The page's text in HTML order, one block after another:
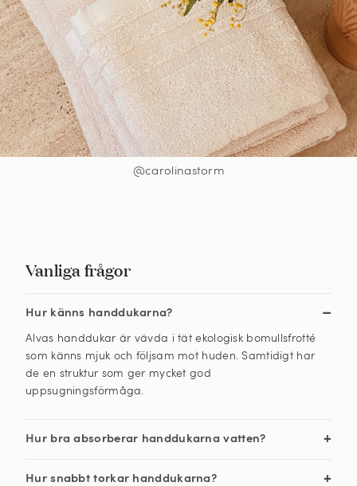
@carolinastorm
Vanliga frågor
Hur känns handdukarna?
Alvas handdukar är vävda i tät ekologisk bomullsfrotté
som känns mjuk och följsam mot huden. Samtidigt har
de en struktur som ger mycket god
uppsugningsförmåga.
Hur bra absorberar handdukarna vatten?
Hur snabbt torkar handdukarna?